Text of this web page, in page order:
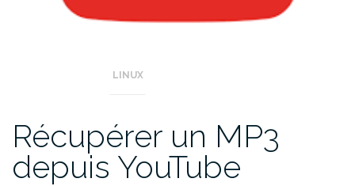
LINUX
Récupérer un MP3
depuis YouTube